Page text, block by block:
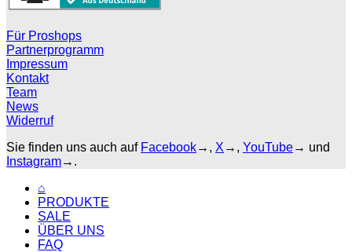
Für Proshops
Partnerprogramm
Impressum
Kontakt
Team
News
Widerruf
Sie finden uns auch auf Facebook→, X →, YouTube→ und
Instagram→.
⌂
PRODUKTE
SALE
ÜBER UNS
FAQ